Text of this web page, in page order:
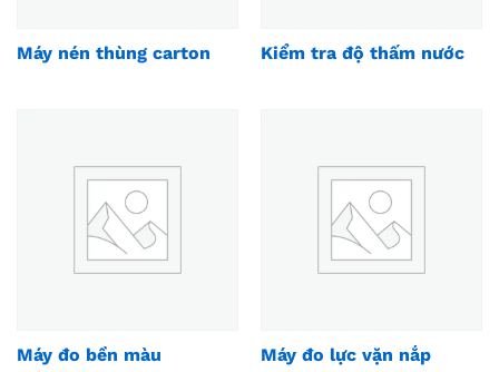
Máy nén thùng carton Kiểm tra độ thấm nước
Máy đo bền màu Máy đo lực vặn nắp